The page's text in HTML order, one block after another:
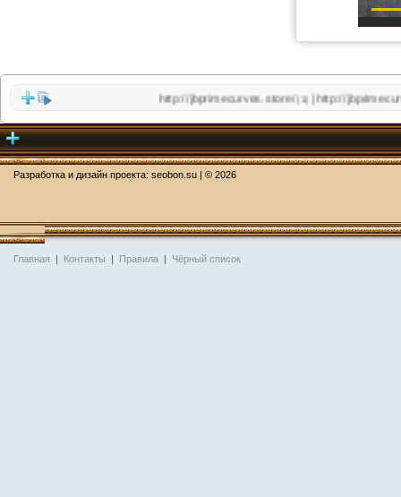
http://jbprimecurves.store/(1)|http://
Разработка и дизайн проекта: seobon.su | © 2026
Главная | Контакты | Правила | Чёрный список